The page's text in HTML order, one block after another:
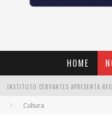
HOME
Cultura